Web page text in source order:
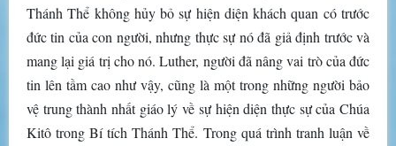
Thánh Thể không hủy bỏ sự hiện diện khách quan có trước
đức tin của con người, nhưng thực sự nó đã giả định trước và
mang lại giá trị cho nó. Luther, người đã nâng vai trò của đức
tin lên tầm cao như vậy, cũng là một trong những người bảo
vệ trung thành nhất giáo lý về sự hiện diện thực sự của Chúa
Kitô trong Bí tích Thánh Thể. Trong quá trình tranh luận về